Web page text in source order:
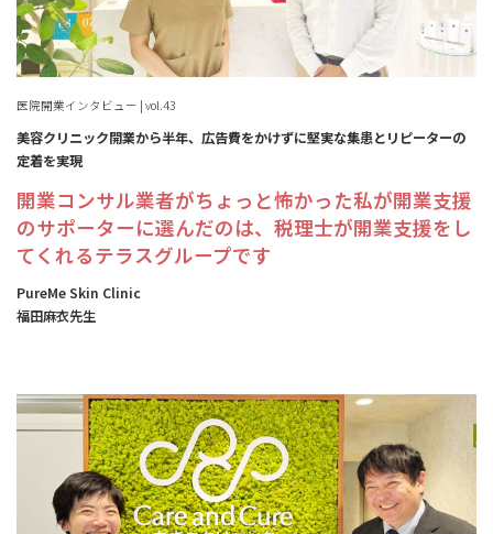
医院開業インタビュー | vol.43
美容クリニック開業から半年、広告費をかけずに堅実な集患とリピーターの
定着を実現
開業コンサル業者がちょっと怖かった私が開業支援
のサポーターに選んだのは、税理士が開業支援をし
てくれるテラスグループです
PureMe Skin Clinic
福田麻衣先生